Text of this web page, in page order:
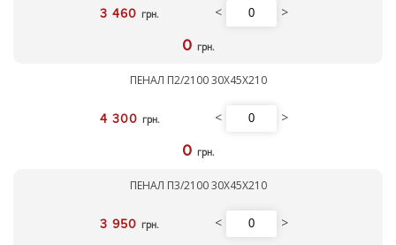
3 460 грн. < >
0 грн.
ПЕНАЛ П2/2100 30Х45Х210
4 300 грн. < >
0 грн.
ПЕНАЛ П3/2100 30Х45Х210
3 950 грн. < >